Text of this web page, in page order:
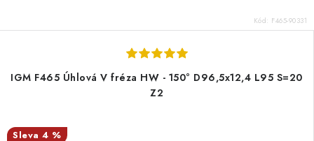
Kód: F465-90331
IGM F465 Úhlová V fréza HW - 150° D96,5x12,4 L95 S=20
Z2
4 %